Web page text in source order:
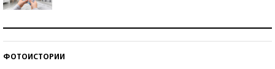
ФОТОИСТОРИИ